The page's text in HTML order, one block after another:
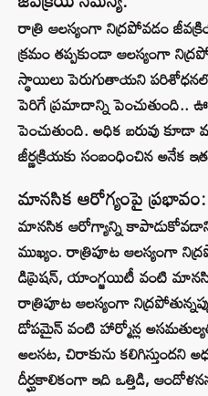
రాత్రి ఆలస్యంగా నిద్రపోవడం
క్రమం తప్పకుండా ఆలస్యంగా
స్థాయిలు పెరుగుతాయని
పెరిగే ప్రమాదాన్ని
పెంచుతుంది. అధిక బరువు కూడా
జీర్ణక్రియకు సంబంధించిన అనేక
మానసిక ఆరోగ్యంపై ప్రభావం:
మానసిక ఆరోగ్యాన్ని
ముఖ్యం. రాత్రిపూట ఆలస్యంగా
డిప్రెషన్, యాంగ్జయిటీ వంటి
రాత్రిపూట ఆలస్యంగా
డోపమైన్ వంటి హార్మోన్ల
అలసట, చిరాకును
దీర్ఘకాలికంగా ఇది ఒత్తిడి,